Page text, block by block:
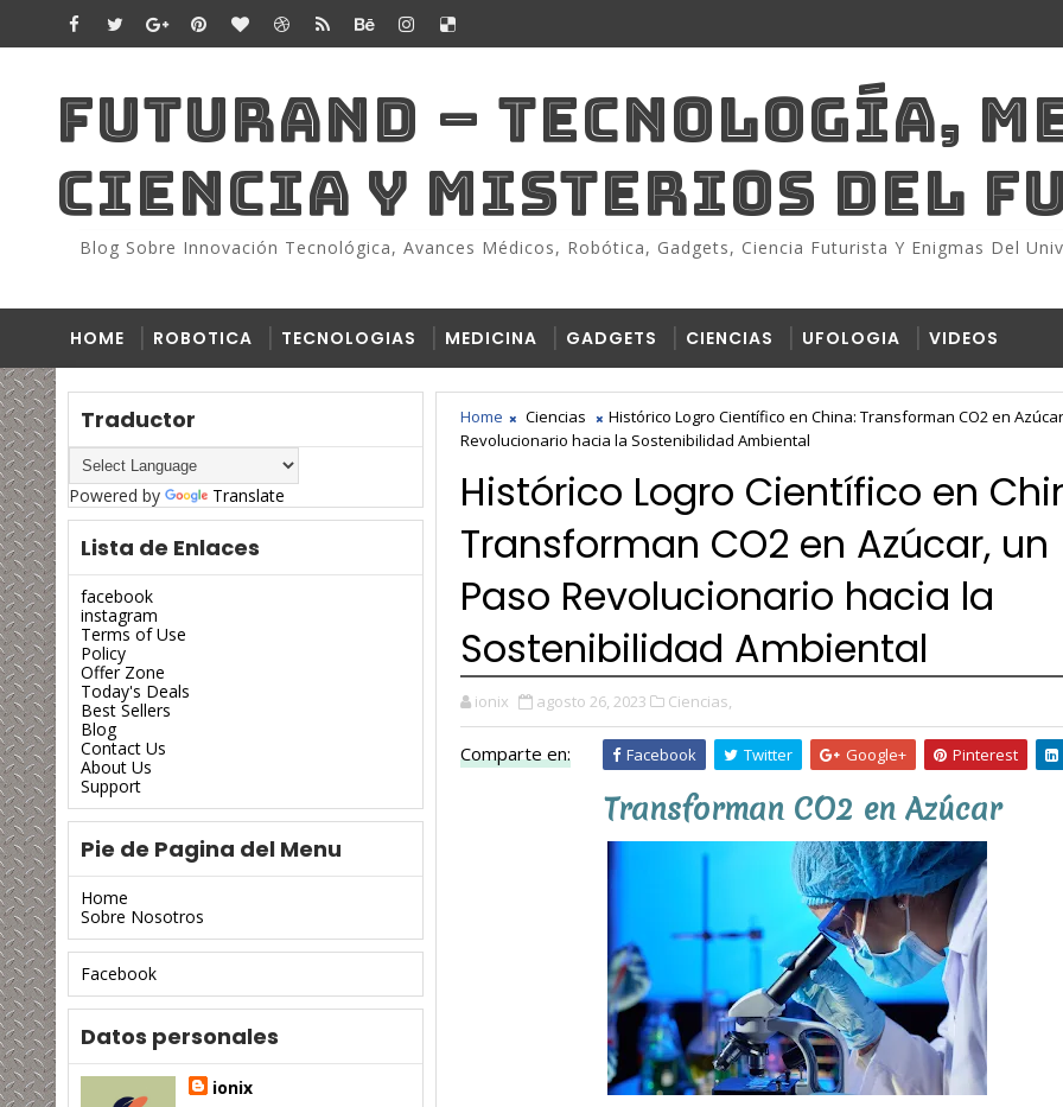
FUTURAND – TECNOLOGÍA,
CIENCIA Y MISTERIOS DEL
Blog Sobre Innovación Tecnológica, Avances Médicos, Robótica, Gadgets, Ciencia Futurista Y Enigmas Del
HOME ROBOTICA TECNOLOGIAS MEDICINA GADGETS CIENCIAS UFOLOGIA VIDEOS
Traductor
Powered by Translate
Lista de Enlaces
facebook
instagram
Terms of Use
Policy
Offer Zone
Today's Deals
Best Sellers
Blog
Contact Us
About Us
Support
Pie de Pagina del Menu
Home
Sobre Nosotros
Facebook
Datos personales
ionix
Home Ciencias
Histórico Logro Científico en China: Transforman CO2 en
Revolucionario hacia la Sostenibilidad Ambiental
Histórico Logro Científico en
Transforman CO2 en Azúcar, un
Paso Revolucionario hacia la
Sostenibilidad Ambiental
ionix agosto 26, 2023 Ciencias,
Comparte en: Facebook Twitter Google+ Pinterest
Transforman CO2 en Azúcar